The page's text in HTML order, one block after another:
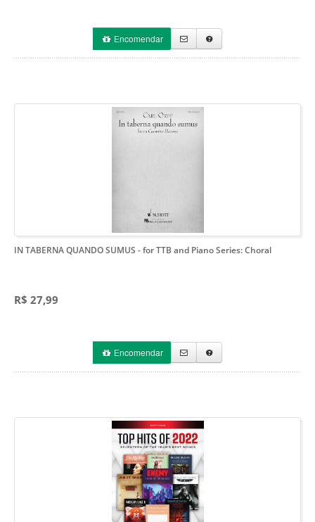
Encomendar
IN TABERNA QUANDO SUMUS - for TTB and Piano Series: Choral
R$ 27,99
Encomendar